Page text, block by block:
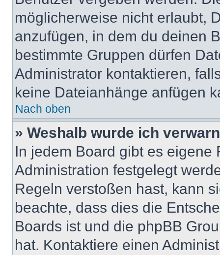
möglicherweise nicht erlaubt,
anzufügen, in dem du deinen
bestimmte Gruppen dürfen
Administrator kontaktieren,
keine Dateianhänge anfügen
Nach oben
» Weshalb wurde ich
In jedem Board gibt es
Administration festgelegt
Regeln verstoßen hast, kann
beachte, dass dies die
Boards ist und die phpBB
hat. Kontaktiere einen